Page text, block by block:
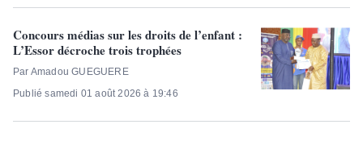
Concours médias sur les droits de l’enfant :
L’Essor décroche trois trophées
Par Amadou GUEGUERE
Publié samedi 01 août 2026 à 19:46